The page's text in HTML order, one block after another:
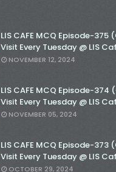
LIS CAFE MCQ Episode-
Visit Every Tuesday @ LIS
NOVEMBER 12, 2024
LIS CAFE MCQ Episode-
Visit Every Tuesday @ LIS
NOVEMBER 05, 2024
LIS CAFE MCQ Episode-
Visit Every Tuesday @ LIS
OCTOBER 29, 2024